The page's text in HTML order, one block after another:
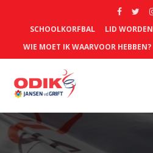
SCHOOLKORFBAL LID WORDEN
WIE MOET IK WAARVOOR HEBBEN?